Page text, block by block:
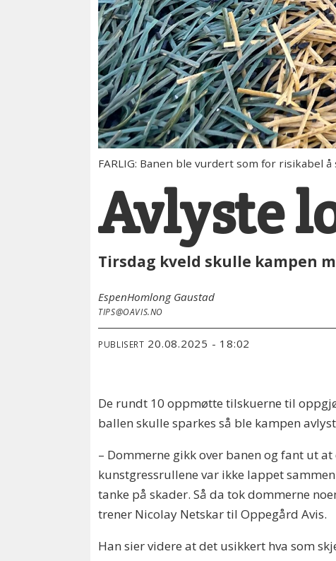
FARLIG: Banen ble vurdert som for risikabel å
Avlyste
Tirsdag kveld skulle kampen
EspenHomlong Gaustad
TIPS@OAVIS.NO
PUBLISERT 20.08.2025 - 18:02
De rundt 10 oppmøtte tilskuerne til
ballen skulle sparkes så ble kampen
– Dommerne gikk over banen og fant ut
kunstgressrullene var ikke lappet
tanke på skader. Så da tok dommerne
trener Nicolay Netskar til Oppegård Avis.
Han sier videre at det usikkert hva som